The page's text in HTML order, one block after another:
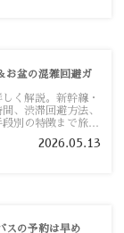
お盆の混雑回避ガ
く解説。新幹線・
、渋滞回避方法、
別の特徴まで旅行
2026.05.13
スの予約は早め